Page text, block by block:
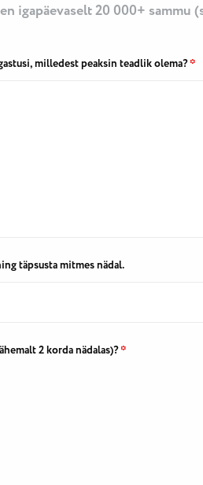
igapäevaselt 20 000+ sammu
milledest peaksin teadlik olema?*
täpsusta mitmes nädal.
2 korda nädalas)?*